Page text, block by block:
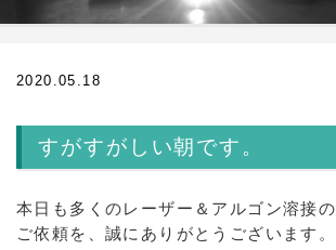
2020.05.18
すがすがしい朝です。
本日も多くのレーザー＆アルゴン溶接の
ご依頼を、誠にありがとうございます。